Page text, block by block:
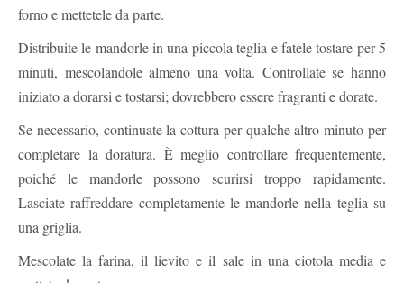
forno e mettetele da parte.
Distribuite le mandorle in una piccola teglia e fatele tostare per 5
minuti, mescolandole almeno una volta. Controllate se hanno
iniziato a dorarsi e tostarsi; dovrebbero essere fragranti e dorate.
Se necessario, continuate la cottura per qualche altro minuto per
completare la doratura. È meglio controllare frequentemente,
poiché le mandorle possono scurirsi troppo rapidamente.
Lasciate raffreddare completamente le mandorle nella teglia su
una griglia.
Mescolate la farina, il lievito e il sale in una ciotola media e